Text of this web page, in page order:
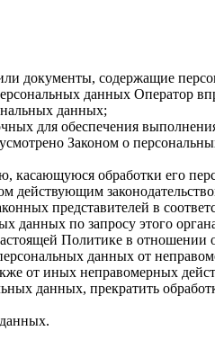
документы, содержащие
данных Оператор
данных;
для обеспечения
Законом о
касающуюся обработки его
действующим
представителей в
данных по запросу этого
Политике в отношении
данных от
от иных неправомерных
данных, прекратить